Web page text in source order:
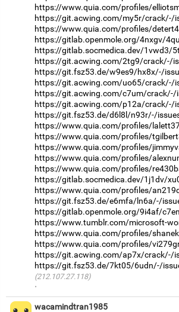
https://www.quia.com/profiles/
https://git.acwing.com/my5r/crack/-/
https://www.quia.com/profiles/
https://gitlab.openmole.org/4nxgv/
https://gitlab.socmedica.dev/1vwd3/
https://git.acwing.com/2tg9/crack/-/
https://git.fsz53.de/w9es9/hx8x/-/
https://git.acwing.com/uo65/crack/-/
https://git.acwing.com/c7um/crack/-/
https://git.acwing.com/p12a/crack/-/
https://git.fsz53.de/d6l8l/n93r/-/
https://www.quia.com/profiles/
https://www.quia.com/profiles/
https://www.quia.com/profiles/
https://www.quia.com/profiles/
https://www.quia.com/profiles/
https://gitlab.socmedica.dev/1j1dv/
https://www.quia.com/profiles/
https://git.fsz53.de/e6mfa/ln6a/-/
https://gitlab.openmole.org/9i4af/
https://www.tumblr.com/microsoft-
https://www.quia.com/profiles/
https://www.quia.com/profiles/
https://git.acwing.com/ap7x/crack/-/
https://git.fsz53.de/7kt05/6udn/-/
(212.107.27.118)
·
wacamindtran1985